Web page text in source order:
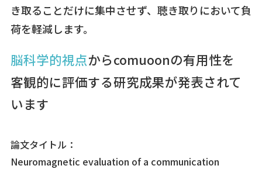
き取ることだけに集中させず、聴き取りにおいて負
荷を軽減します。
脳科学的視点からcomuoonの有用性を
客観的に評価する研究成果が発表されて
います
論文タイトル：
Neuromagnetic evaluation of a communication